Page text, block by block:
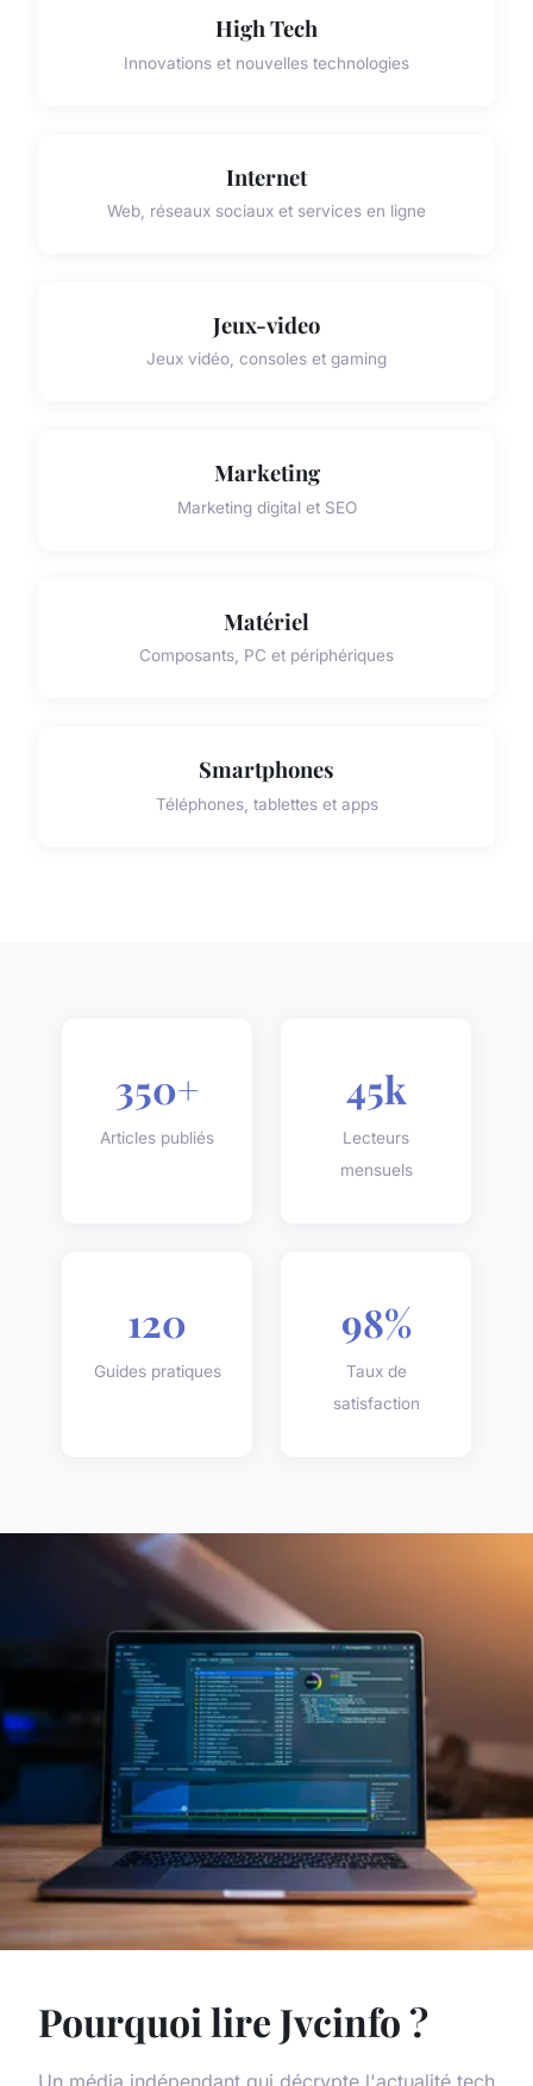
High Tech
Innovations et nouvelles technologies
Internet
Web, réseaux sociaux et services en ligne
Jeux-video
Jeux vidéo, consoles et gaming
Marketing
Marketing digital et SEO
Matériel
Composants, PC et périphériques
Smartphones
Téléphones, tablettes et apps
350+
Articles publiés
45k
Lecteurs
mensuels
120
Guides pratiques
98%
Taux de
satisfaction
Pourquoi lire Jvcinfo ?
Un média indépendant qui décrypte l'actualité tech